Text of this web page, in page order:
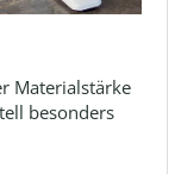
Materialstärke
besonders